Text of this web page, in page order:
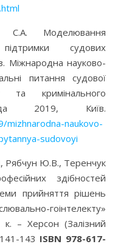
С.А. Моделювання
судових
Міжнародна науково-
питання судової
та кримінального
2019, Київ.
naukovo-
sudovoyi
Рябчун Ю.В., Теренчук
здібностей
прийняття рішень
гоінтелекту»
к. – Херсон (Залізний
143 ISBN 978-617-